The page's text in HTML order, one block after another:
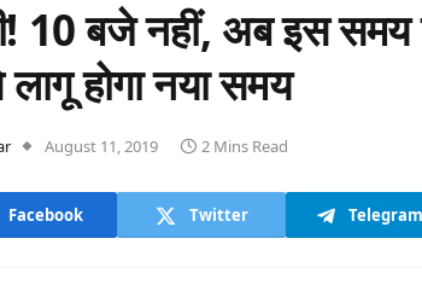
10 बजे नहीं, अब इस समय
होगा नया समय
August 11, 2019 2 Mins Read
Facebook Twitter Telegram